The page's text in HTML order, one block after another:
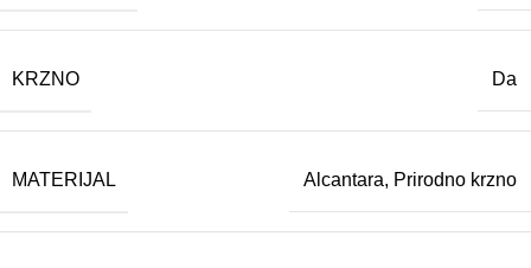
KRZNO Da
MATERIJAL Alcantara, Prirodno krzno